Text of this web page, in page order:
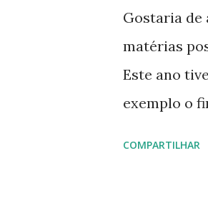
Gostaria de
matérias
Este ano
exemplo o
COMPARTILHAR